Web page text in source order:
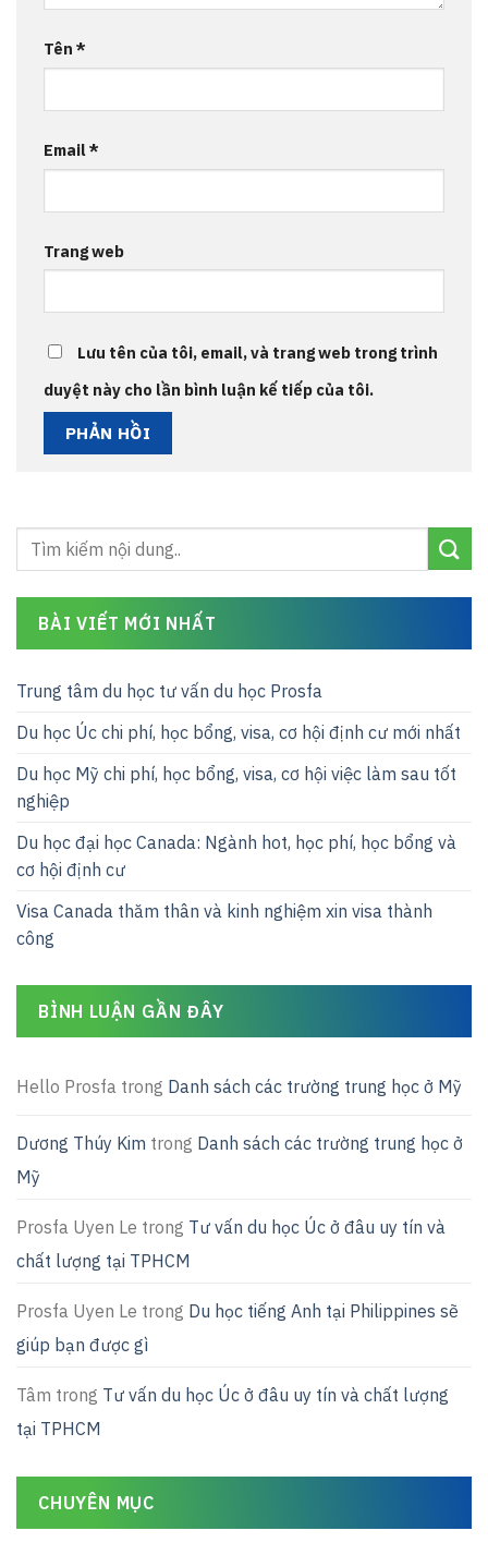
Tên *
Email*
Trang web
Lưu tên của tôi, email, và trang web trong trình
duyệt này cho lần bình luận kế tiếp của tôi.
BÀI VIẾT MỚI NHẤT
Trung tâm du học tư vấn du học Prosfa
Du học Úc chi phí, học bổng, visa, cơ hội định cư mới nhất
Du học Mỹ chi phí, học bổng, visa, cơ hội việc làm sau tốt
nghiệp
Du học đại học Canada: Ngành hot, học phí, học bổng và
cơ hội định cư
Visa Canada thăm thân và kinh nghiệm xin visa thành
công
BÌNH LUẬN GẦN ĐÂY
Hello Prosfa trong Danh sách các trường trung học ở Mỹ
Dương Thúy Kim trong Danh sách các trường trung học ở
Mỹ
Prosfa Uyen Le trong Tư vấn du học Úc ở đâu uy tín và
chất lượng tại TPHCM
Prosfa Uyen Le trong Du học tiếng Anh tại Philippines sẽ
giúp bạn được gì
Tâm trong Tư vấn du học Úc ở đâu uy tín và chất lượng
tại TPHCM
CHUYÊN MỤC